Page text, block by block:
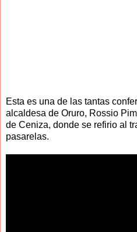
Esta es una de las tantas
alcaldesa de Oruro, Rossio
de Ceniza, donde se refirio al
pasarelas.